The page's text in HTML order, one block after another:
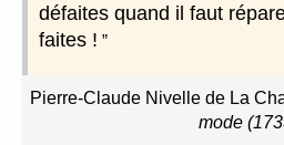
défaites quand il faut
faites !
Pierre-Claude Nivelle de La
mode